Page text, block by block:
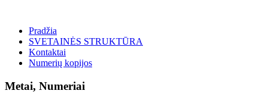
Pradžia
SVETAINĖS STRUKTŪRA
Kontaktai
Numerių kopijos
Metai, Numeriai